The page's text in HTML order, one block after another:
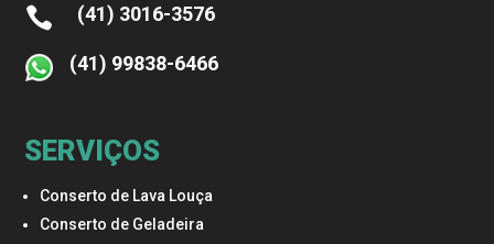
 (41) 3016-3576
(41) 99838-6466
SERVIÇOS
Conserto de Lava Louça
Conserto de Geladeira